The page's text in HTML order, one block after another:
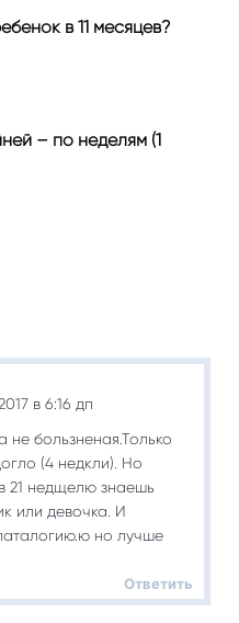
в 11 месяцев?
– по неделям (1
в 6:16 дп
не бользненая.Только
(4 недкли). Но
21 недщелю знаешь
или девочка. И
но лучше
Ответить